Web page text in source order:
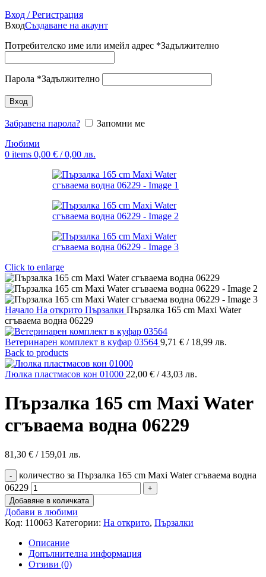
Вход / Регистрация
ВходСъздаване на акаунт
Потребителско име или имейл адрес *Задължително
Парола *Задължително
Вход
Забравена парола?
Запомни ме
Любими
0 items 0,00 € / 0,00 лв.
Click to enlarge
Начало На открито Пързалки Пързалка 165 cm Maxi Water
сгъваема водна 06229
Ветеринарен комплект в куфар 03564 9,71 € / 18,99 лв.
Back to products
Люлка пластмасов кон 01000 22,00 € / 43,03 лв.
Пързалка 165 cm Maxi Water
сгъваема водна 06229
81,30 € / 159,01 лв.
количество за Пързалка 165 cm Maxi Water сгъваема водна
06229
Добавяне в количката
Добави в любими
Код: 110063 Категории: На открито, Пързалки
Описание
Допълнителна информация
Отзиви (0)